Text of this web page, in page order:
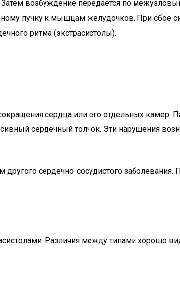
возбуждение передается по
пучку к мышцам желудочков. При сбое
ритма (экстрасистолы).
сердца или его отдельных камер.
сердечный толчок. Эти нарушения
сердечно-сосудистого заболевания.
Различия между типами хорошо